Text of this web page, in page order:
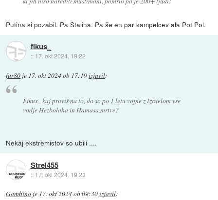
Putina si pozabil. Pa Stalina. Pa še en par kampelcev ala Pot Pol.
fikus_
:: 17. okt 2024, 19:22
fur80 je 17. okt 2024 ob 17:19izjavil:
Fikus_ kaj praviš na to, da so po 1 letu vojne z Izraelom vse
vodje Hezbolaha in Hamasa mrtve?
Nekaj ekstremistov so ubili ....
Strel455
:: 17. okt 2024, 19:23
Gambino je 17. okt 2024 ob 09:30izjavil: